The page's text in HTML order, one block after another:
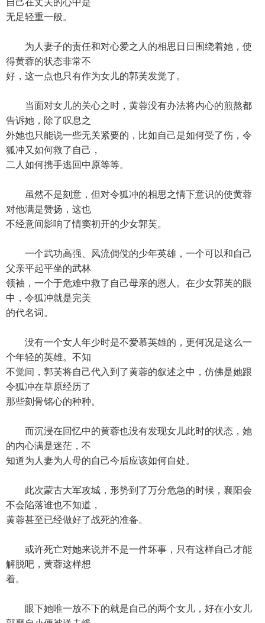
自己在丈夫的心中是
无足轻重一般。
为人妻子的责任和对心爱之人的相思日日围绕着她，使
得黄蓉的状态非常不
好，这一点也只有作为女儿的郭芙发觉了。
当面对女儿的关心之时，黄蓉没有办法将内心的煎熬都
告诉她，除了叹息之
外她也只能说一些无关紧要的，比如自己是如何受了伤，令
狐冲又如何救了自己，
二人如何携手逃回中原等等。
虽然不是刻意，但对令狐冲的相思之情下意识的使黄蓉
对他满是赞扬，这也
不经意间影响了情窦初开的少女郭芙。
一个武功高强、风流倜傥的少年英雄，一个可以和自己
父亲平起平坐的武林
领袖，一个于危难中救了自己母亲的恩人。在少女郭芙的眼
中，令狐冲就是完美
的代名词。
没有一个女人年少时是不爱慕英雄的，更何况是这么一
个年轻的英雄。不知
不觉间，郭芙将自己代入到了黄蓉的叙述之中，仿佛是她跟
令狐冲在草原经历了
那些刻骨铭心的种种。
而沉浸在回忆中的黄蓉也没有发现女儿此时的状态，她
的内心满是迷茫，不
知道为人妻为人母的自己今后应该如何自处。
此次蒙古大军攻城，形势到了万分危急的时候，襄阳会
不会陷落谁也不知道，
黄蓉甚至已经做好了战死的准备。
或许死亡对她来说并不是一件坏事，只有这样自己才能
解脱吧，黄蓉这样想
着。
眼下她唯一放不下的就是自己的两个女儿，好在小女儿